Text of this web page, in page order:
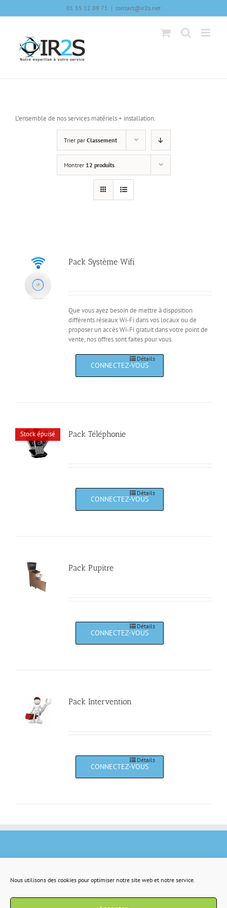
Nous utilisons des cookies pour optimiser notre site web et notre service.
01 55 12 09 71 | contact@ir2s.net
L’ensemble de nos services matériels + installation.
Trier par Classement
Montrer 12 produits
Pack Système Wifi
Que vous ayez besoin de mettre à disposition
différents réseaux Wi-Fi dans vos locaux ou de
proposer un accès Wi-Fi gratuit dans votre point de
vente, nos offres sont faites pour vous.
Détails
Stock épuisé Pack Téléphonie
Détails
Pack Pupitre
Détails
Pack Intervention
Détails